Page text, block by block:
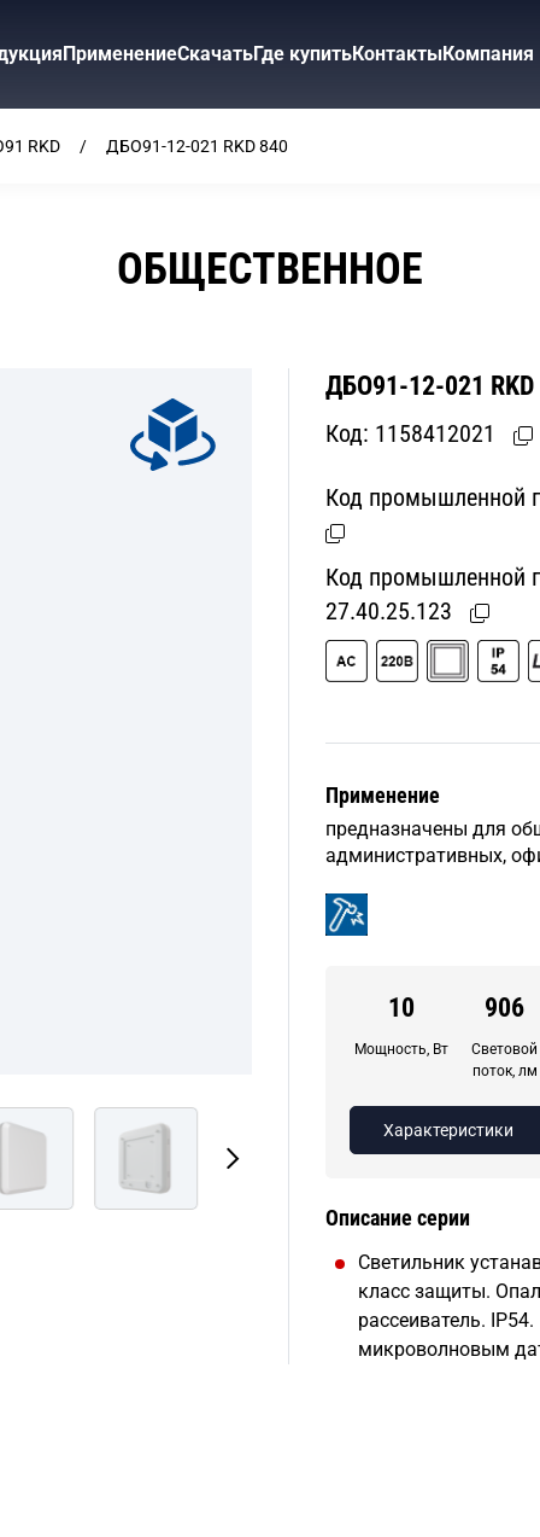
ПрименениеСкачатьГде купитьКонтактыКомпания
RKD ДБО91-12-021 RKD 840
ОБЩЕСТВЕННОЕ
ДБО91-12-021 RKD
Код: 1158412021
Код промышленной
Код промышленной
27.40.25.123
Применение
предназначены для
административных,
10
Мощность, Вт
906
Световой
поток, лм
Характеристики
Описание серии
Светильник
класс защиты.
рассеиватель.
микроволновым